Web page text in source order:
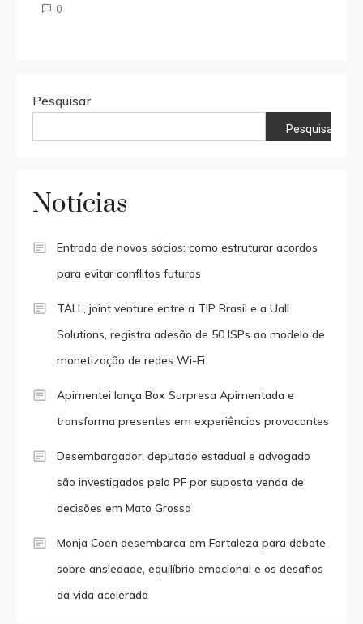
0
Pesquisar
Pesquisar
Notícias
Entrada de novos sócios: como estruturar acordos
para evitar conflitos futuros
TALL, joint venture entre a TIP Brasil e a Uall
Solutions, registra adesão de 50 ISPs ao modelo de
monetização de redes Wi-Fi
Apimentei lança Box Surpresa Apimentada e
transforma presentes em experiências provocantes
Desembargador, deputado estadual e advogado
são investigados pela PF por suposta venda de
decisões em Mato Grosso
Monja Coen desembarca em Fortaleza para debate
sobre ansiedade, equilíbrio emocional e os desafios
da vida acelerada